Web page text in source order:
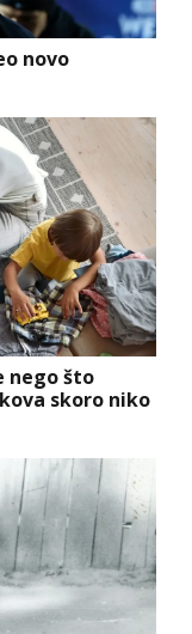
novo
nego što
skoro niko